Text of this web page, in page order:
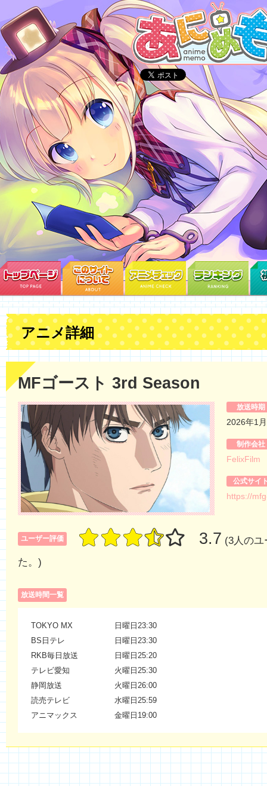
アニメ詳細
MFゴースト 3rd Season
放送時期
2026年1
制作会社
FelixFilm
公式サイ
https://
ユーザー評価 3.7 (3人の
た。)
放送時間一覧
TOKYO MX
日曜日23:30
BS日テレ
日曜日23:30
RKB毎日放送
日曜日25:20
テレビ愛知
火曜日25:30
静岡放送
火曜日26:00
読売テレビ
水曜日25:59
アニマックス
金曜日19:00